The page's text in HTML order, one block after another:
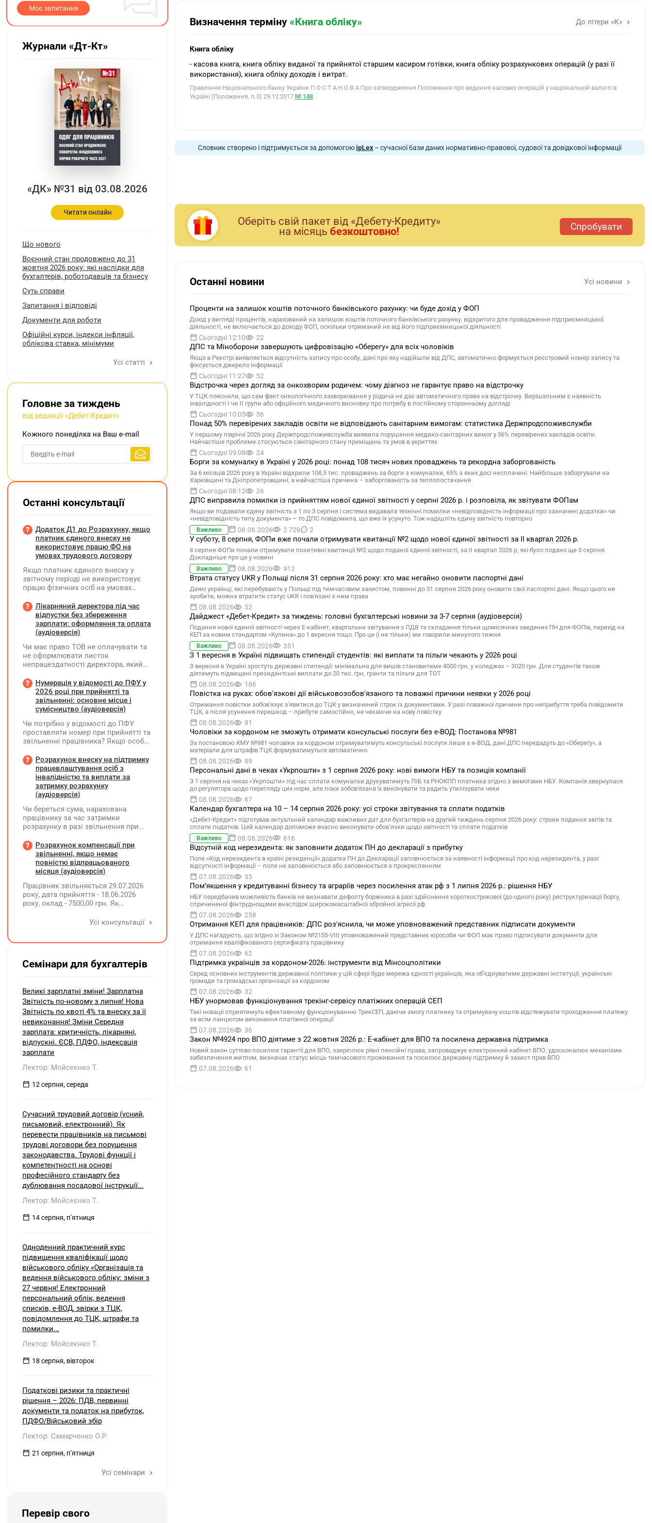
Визначення терміну «Книга обліку» До літери «К»
Книга обліку
- касова книга, книга обліку виданої та прийнятої старшим касиром готівки, книга обліку розрахункових операцій (у разі її
використання), книга обліку доходів і витрат.
Правління Національного банку України П О С Т А Н О В А Про затвердження Положення про ведення касових операцій у національній валюті в
Україні (Положення, п.3) 29.12.2017 № 148
Словник створено і підтримується за допомогоюipLex – сучасної бази даних нормативно-правової, судової та довідкової інформації
Оберiть свiй пакет вiд «Дебету-Кредиту»
на мiсяць безкоштовно! Спробувати
Останні новини Усі новини
Проценти на залишок коштів поточного банківського рахунку: чи буде дохід у ФОП
Дохід у вигляді процентів, нарахований на залишок коштів поточного банківського рахунку, відкритого для провадження підприємницької
діяльності, не включається до доходу ФОП, оскільки отриманий не від його підприємницької діяльності
Сьогодні 12:10 22
ДПС та Міноборони завершують цифровізацію «Оберегу» для всіх чоловіків
Якщо в Реєстрі виявляється відсутність запису про особу, дані про яку надійшли від ДПС, автоматично формується реєстровий номер запису та
фіксується джерело інформації
Сьогодні 11:27 52
Відстрочка через догляд за онкохворим родичем: чому діагноз не гарантує право на відстрочку
У ТЦК пояснили, що сам факт онкологічного захворювання у родича не дає автоматичного права на відстрочку. Вирішальним є наявність
інвалідності I чи II групи або офіційного медичного висновку про потребу в постійному сторонньому догляді
Сьогодні 10:05 36
Понад 50% перевірених закладів освіти не відповідають санітарним вимогам: статистика Держпродспоживслужби
У першому півріччі 2026 року Держпродспоживслужба виявила порушення медико-санітарних вимог у 56% перевірених закладів освіти.
Найчастіше проблеми стосуються санітарного стану приміщень та умов в укриттях
Сьогодні 09:08 24
Борги за комуналку в Україні у 2026 році: понад 108 тисяч нових проваджень та рекордна заборгованість
За 6 місяців 2026 року в Україні відкрили 108,5 тис. проваджень за борги з комуналки, 65% з яких досі несплачені. Найбільше заборгували на
Харківщині та Дніпропетровщині, а найчастіша причина – заборгованість за теплопостачання
Сьогодні 08:12 26
ДПС виправила помилки із прийняттям нової єдиної звітності у серпні 2026 р. і розповіла, як звітувати ФОПам
Якщо ви подавали єдину звітність з 1 по 3 серпня і система видавала технічні помилки «невідповідність інформації про зазначені додатки» чи
«невідповідність типу документа» – то ДПС повідомила, що вже їх усунуто. Тож надішліть єдину звітність повторно
Важливо 08.08.2026 2 729 2
У суботу, 8 серпня, ФОПи вже почали отримувати квитанції №2 щодо нової єдиної звітності за ІІ квартал 2026 р.
8 серпня ФОПи почали отримувати позитивні квитанції №2 щодо поданої єдиної звітності, за ІІ квартал 2026 р, які було подано ще 3 серпня.
Докладніше про це у новині
Важливо 08.08.2026 912
Втрата статусу UKR у Польщі після 31 серпня 2026 року: хто має негайно оновити паспортні дані
Деякі українці, які перебувають у Польщі під тимчасовим захистом, повинні до 31 серпня 2026 року оновити свої паспортні дані. Якщо цього не
зробити, можна втратити статус UKR і пов'язані з ним права
08.08.2026 52
Дайджест «Дебет-Кредит» за тиждень: головні бухгалтерські новини за 3-7 серпня (аудіоверсія)
Подання нової єдиної звітності через Е-кабінет, квартальне звітування з ПДВ та складання тільки щомісячних зведених ПН для ФОПів, перехід на
КЕП за новим стандартом «Купина» до 1 вересня тощо. Про це (і не тільки) ми говорили минулого тижня
Важливо 08.08.2026 351
З 1 вересня в Україні підвищать стипендії студентів: які виплати та пільги чекають у 2026 році
З вересня в Україні зростуть державні стипендії: мінімальна для вишів становитиме 4000 грн, у коледжах – 3020 грн. Для студентів також
діятимуть підвищені президентські виплати до 20 тис. грн, гранти та пільги для ТОТ
08.08.2026 186
Повістка на руках: обов'язкові дії військовозобов'язаного та поважні причини неявки у 2026 році
Отримання повістки зобов'язує з'явитися до ТЦК у визначений строк із документами. У разі поважної причини про неприбуття треба повідомити
ТЦК, а після усунення перешкод – прибути самостійно, не чекаючи на нову повістку
08.08.2026 81
Чоловіки за кордоном не зможуть отримати консульські послуги без е-ВОД: Постанова №981
За постановою КМУ №981 чоловіки за кордоном отримуватимуть консульські послуги лише з е-ВОД, дані ДПС передадуть до «Оберегу», а
матеріали для штрафів ТЦК формуватимуться автоматично
08.08.2026 89
Персональні дані в чеках «Укрпошти» з 1 серпня 2026 року: нові вимоги НБУ та позиція компанії
З 1 серпня на чеках «Укрпошти» під час сплати комуналки друкуватимуть ПІБ та РНОКПП платника згідно з вимогами НБУ. Компанія звернулася
до регулятора щодо перегляду цих норм, але поки зобов'язана їх виконувати та радить утилізувати чеки
08.08.2026 67
Календар бухгалтера на 10 – 14 серпня 2026 року: усі строки звітування та сплати податків
«Дебет-Кредит» підготував актуальний календар важливих дат для бухгалтерів на другий тиждень серпня 2026 року: строки подання звітів та
сплати податків. Цей календар допоможе вчасно виконувати обов’язки щодо звітності та сплати податків
Важливо 08.08.2026 616
Відсутній код нерезидента: як заповнити додаток ПН до декларації з прибутку
Поле «Код нерезидента в країні резиденції» додатка ПН до Декларації заповнюється за наявності інформації про код нерезидента, у разі
відсутності інформації – поле не заповнюється або заповнюється з прокресленням
07.08.2026 35
Помʼякшення у кредитуванні бізнесу та аграріїв через посилення атак рф з 1 липня 2026 р.: рішення НБУ
НБУ передбачив можливість банків не визнавати дефолту боржника в разі здійснення короткострокової (до одного року) реструктуризації боргу,
спричиненої фінтруднощами внаслідок широкомасштабної збройної агресії рф
07.08.2026 258
Отримання КЕП для працівників: ДПС роз'яснила, чи може уповноважений представник підписати документи
У ДПС нагадують, що згідно зі Законом №2155-VIII уповноважений представник юрособи чи ФОП має право підписувати документи для
отримання кваліфікованого сертифіката працівнику
07.08.2026 62
Підтримка українців за кордоном-2026: інструменти від Мінсоцполітики
Серед основних інструментів державної політики у цій сфері буде мережа єдності українців, яка об'єднуватиме державні інституції, українські
громади та громадські організації за кордоном
07.08.2026 32
НБУ унормовав функціонування трекінг-сервісу платіжних операцій СЕП
Такі новації сприятимуть ефективному функціонуванню ТрекСЕП, даючи змогу платнику та отримувачу коштів відстежувати проходження платежу
за всім ланцюгом виконання платіжної операції
07.08.2026 36
Закон №4924 про ВПО діятиме з 22 жовтня 2026 р.: Е-кабінет для ВПО та посилена державна підтримка
Новий закон суттєво посилює гарантії для ВПО, закріплює рівні пенсійні права, запроваджує електронний кабінет ВПО, удосконалює механізми
забезпечення житлом, визначає статус місць тимчасового проживання та посилює державну підтримку й захист прав ВПО
07.08.2026 61
Моє запитання
Журнали «Дт-Кт»
«ДК» №31 від 03.08.2026
Читати онлайн
Що нового
Воєнний стан продовжено до 31
жовтня 2026 року: які наслідки для
бухгалтерів, роботодавців та бізнесу
Суть справи
Запитання і відповіді
Документи для роботи
Oфіційні курси, індекcи інфляції,
облікова ставка, мінімуми
Усі статті
Головне за тиждень
від редакції «Дебет-Кредит»
Кожного понеділка на Ваш e-mail
Останні консультації
Додаток Д1 до Розрахунку, якщо
платник єдиного внеску не
використовує працю ФО на
умовах трудового договору
Якщо платник єдиного внеску у
звітному періоді не використовує
працю фізичних осіб на умовах
на інших умовах, передбачених
законодавством, Додаток Д1/
Додаток ФІЗ-Д1 за відповідний
період не подається
Лікарняний директора під час
відпустки без збереження
зарплати: оформлення та оплата
(аудіоверсія)
Чи має право ТОВ не оплачувати та
не оформлювати листок
непрацездатності директора, який
збереження заробітної плати під час
призупинення діяльності
підприємства?
Нумерація у відомості до ПФУ у
2026 році при прийнятті та
звільненні: основне місце і
сумісництво (аудіоверсія)
Чи потрібно у відомості до ПФУ
проставляти номер при прийнятті та
звільненні працівника? Якщо особа
місцем роботи та за сумісництвом,
чи рахується це як два роботодавці?
Розрахунок внеску на підтримку
працевлаштування осіб з
інвалідністю та виплати за
затримку розрахунку
(аудіоверсія)
Чи береться сума, нарахована
працівнику за час затримки
розрахунку в разі звільнення при
заробітної плати (винагороди), для
розрахунку внеску на підтримку
працевлаштування осіб з
інвалідністю?
Розрахунок компенсації при
звільненні, якщо немає
повністю відпрацьованого
місяця (аудіоверсія)
Працівник звільняється 29.07.2026
року, дата прийняття - 18.06.2026
року, оклад - 7500,00 грн. Як
невикористаних днів відпустки при
Усі консультації
Семінари для бухгалтерів
Великі зарплатні зміни! Зарплатна
Звітність по-новому з липня! Нова
Звітність по квоті 4% та внеску за її
невиконання! Зміни Середня
зарплата: критичність, лікарняні,
відпускні. ЄСВ, ПДФО, індексація
зарплати
Лектор: Мойсеєнко Т.
12 серпня, середа
Сучасний трудовий договір (усний,
письмовий, електронний). Як
перевести працівників на письмові
трудові договори без порушення
законодавства. Трудові функції і
компетентності на основі
професійного стандарту без
дублювання посадової інструкції...
Лектор: Мойсеєнко Т.
14 серпня, пʼятниця
Одноденний практичний курс
підвищення кваліфікації щодо
військового обліку «Організація та
ведення військового обліку: зміни з
27 червня! Електронний
персональний облік, ведення
списків, е-ВОД, звірки з ТЦК,
повідомлення до ТЦК, штрафи та
помилки...
Лектор: Мойсеєнко Т.
18 серпня, вівторок
Податкові ризики та практичні
рішення – 2026: ПДВ, первинні
документи та податок на прибуток,
ПДФО/Військовий збір
Лектор: Самарченко О.Р.
21 серпня, пʼятниця
Усі семінари
Перевір свого